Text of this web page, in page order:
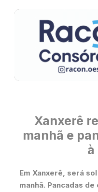
Xanxerê
manhã e
à
Em Xanxerê, será
manhã. Pancadas